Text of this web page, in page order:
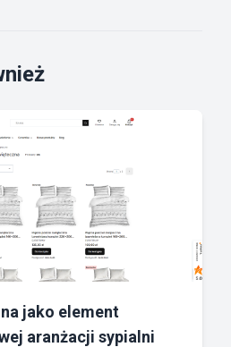
jako element
aranżacji sypialni